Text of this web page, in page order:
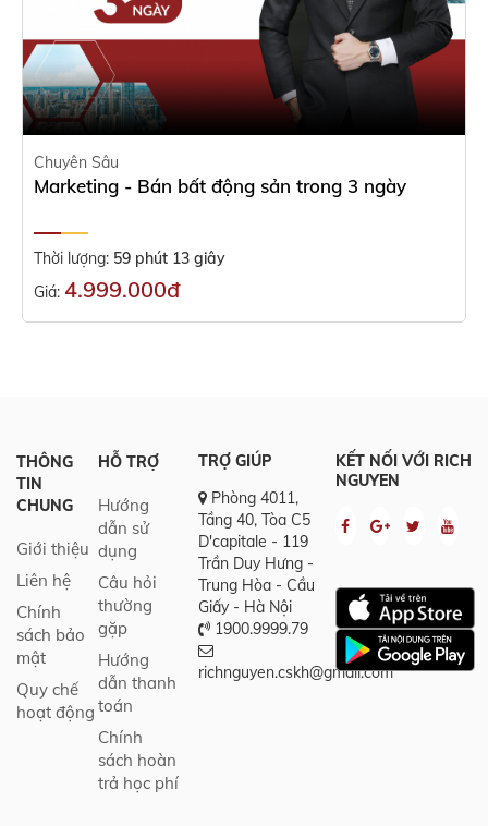
Chuyên Sâu
Marketing - Bán bất động sản trong 3 ngày
Thời lượng: 59 phút 13 giây
Giá: 4.999.000đ
THÔNG
TIN
CHUNG
Giới thiệu
Liên hệ
Chính
sách bảo
mật
Quy chế
hoạt động
HỖ TRỢ
Hướng
dẫn sử
dụng
Câu hỏi
thường
gặp
Hướng
dẫn thanh
toán
Chính
sách hoàn
trả học phí
TRỢ GIÚP
Phòng 4011,
Tầng 40, Tòa C5
D'capitale - 119
Trần Duy Hưng -
Trung Hòa - Cầu
Giấy - Hà Nội
1900.9999.79
richnguyen.cskh@gmail.com
KẾT NỐI VỚI RICH
NGUYEN